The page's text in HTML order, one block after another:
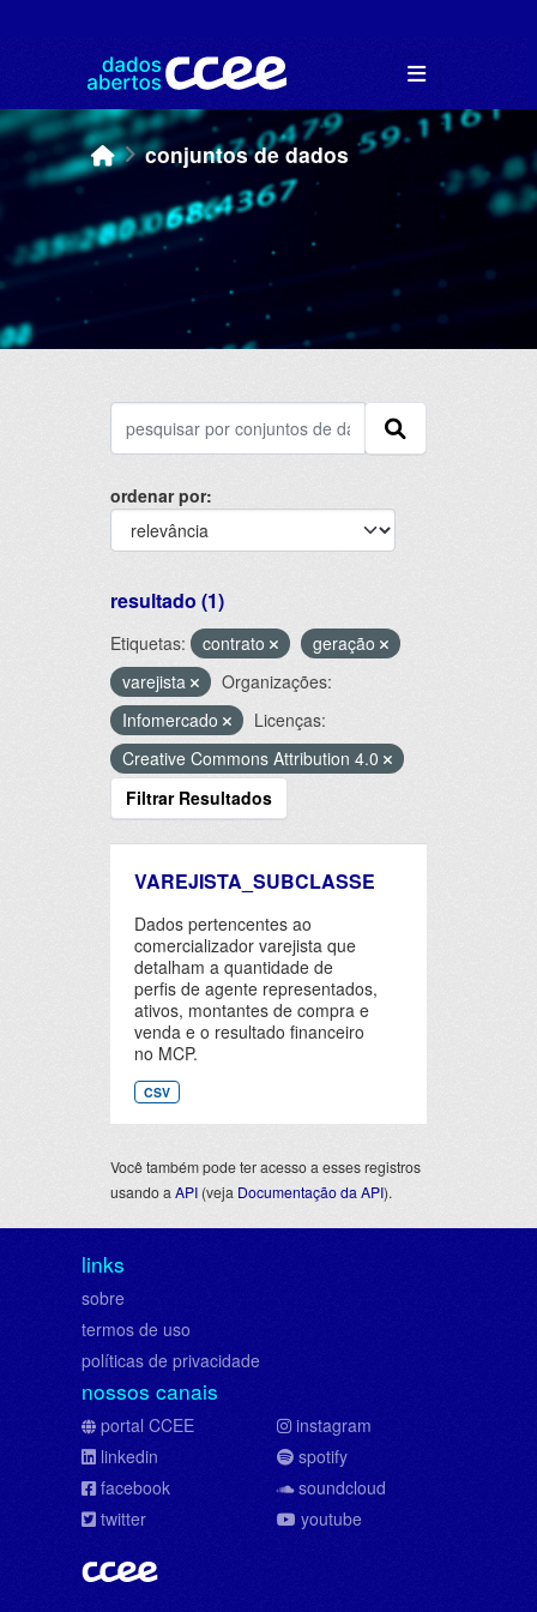
conjuntos de dados
ordenar por
resultado (1)
Etiquetas: contrato
geração
varejista
Organizações:
Infomercado
Licenças:
Creative Commons Attribution 4.0
Filtrar Resultados
VAREJISTA_SUBCLASSE
Dados pertencentes ao
comercializador varejista que
detalham a quantidade de
perfis de agente representados,
ativos, montantes de compra e
venda e o resultado financeiro
no MCP.
CSV
Você também pode ter acesso a esses registros
usando a API (veja Documentação da API).
links
sobre
termos de uso
políticas de privacidade
nossos canais
portal CCEE
linkedin
facebook
twitter
instagram
spotify
soundcloud
youtube